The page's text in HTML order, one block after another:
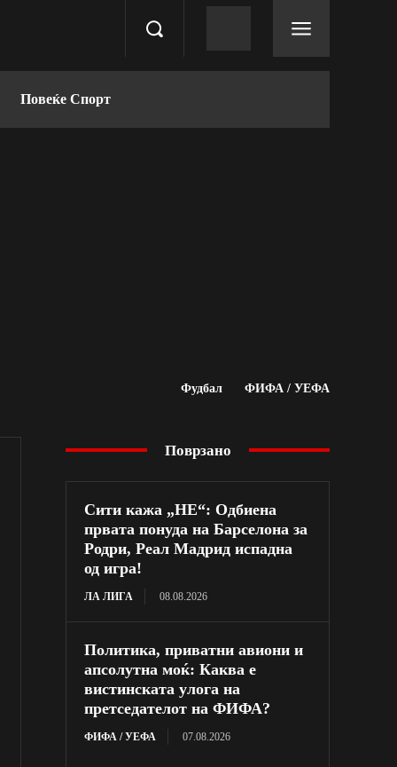
Повеќе Спорт
Фудбал ФИФА / УЕФА
Поврзано
Сити кажа „НЕ“: Одбиена
првата понуда на Барселона за
Родри, Реал Мадрид испадна
од игра!
ЛА ЛИГА 08.08.2026
Политика, приватни авиони и
апсолутна моќ: Каква е
вистинската улога на
претседателот на ФИФА?
ФИФА / УЕФА 07.08.2026